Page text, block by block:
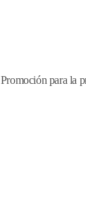
Promoción para la